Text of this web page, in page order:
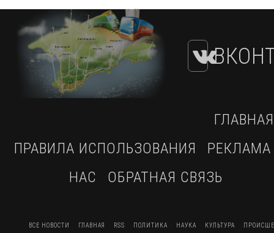
ГЛАВНАЯ
ПРАВИЛА ИСПОЛЬЗОВАНИЯ
РЕКЛАМА
НАС
ОБРАТНАЯ СВЯЗЬ
ВСЕ НОВОСТИ ГЛАВНАЯ RSS ПОЛИТИКА НАУКА КУЛЬТУРА